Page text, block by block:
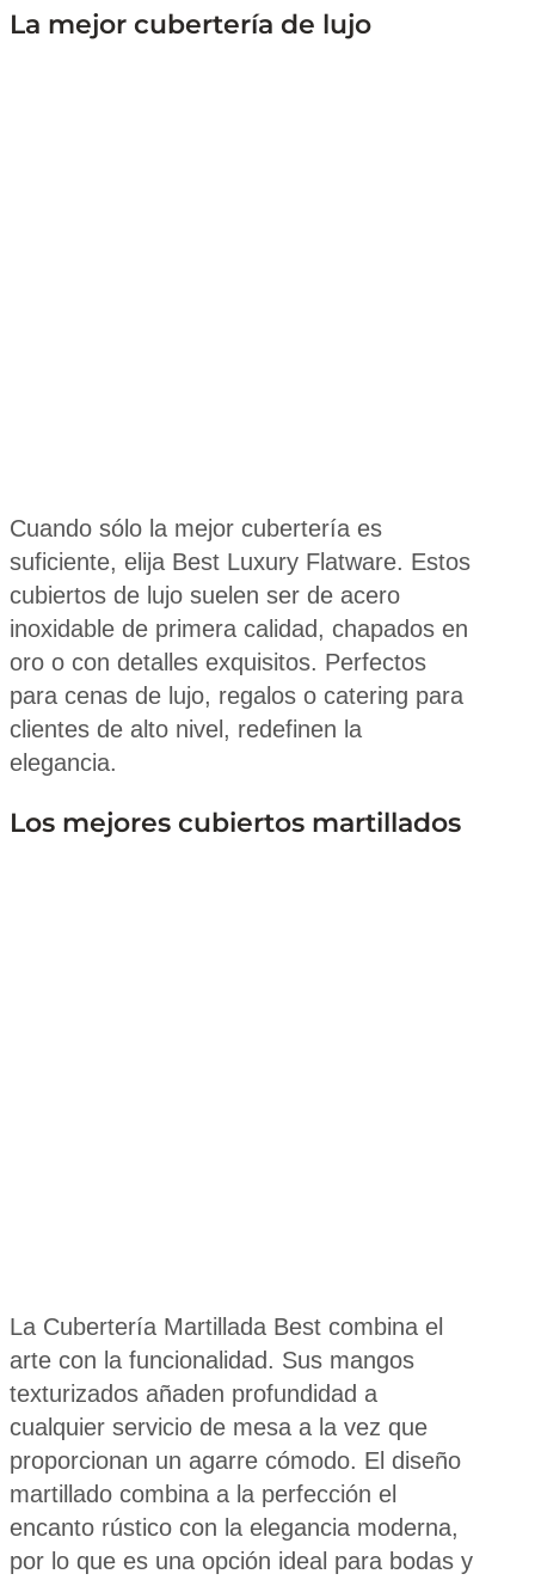
La mejor cubertería de lujo
Cuando sólo la mejor cubertería es
suficiente, elija Best Luxury Flatware. Estos
cubiertos de lujo suelen ser de acero
inoxidable de primera calidad, chapados en
oro o con detalles exquisitos. Perfectos
para cenas de lujo, regalos o catering para
clientes de alto nivel, redefinen la
elegancia.
Los mejores cubiertos martillados
La Cubertería Martillada Best combina el
arte con la funcionalidad. Sus mangos
texturizados añaden profundidad a
cualquier servicio de mesa a la vez que
proporcionan un agarre cómodo. El diseño
martillado combina a la perfección el
encanto rústico con la elegancia moderna,
por lo que es una opción ideal para bodas y